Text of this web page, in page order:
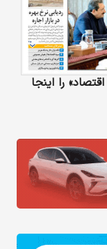
را اینجا